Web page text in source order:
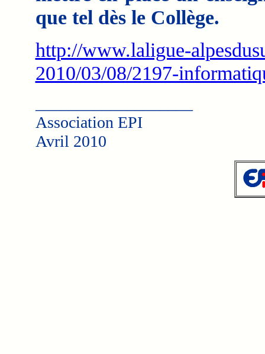
que tel dès le Collège.
http://www.laligue-
2010/03/08/2197-
Association EPI
Avril 2010